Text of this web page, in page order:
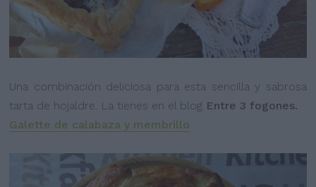
Una combinación deliciosa para esta sencilla y sabrosa
tarta de hojaldre. La tienes en el blog Entre 3 fogones.
Galette de calabaza y membrillo